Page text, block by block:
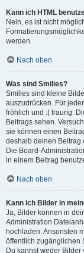
Kann ich HTML
Nein, es ist nicht
werden.
Nach oben
Was sind Smilies?
Smilies sind kleine
auszudrücken. Für
fröhlich und :( traurig.
Beitrags sehen.
sie können einen
deshalb deinen Beitrag
Die Board-
in einem Beitrag
Nach oben
Kann ich Bilder in
Ja, Bilder können in
Administration
hochladen. Ansonsten
öffentlich zugänglichen
Du kannst weder